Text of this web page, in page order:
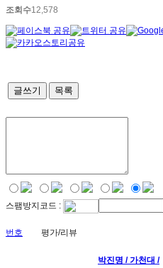
조회수12,578
글쓰기 목록
스팸방지코드 :
번호 평가/리뷰
박진명 / 가천대 /